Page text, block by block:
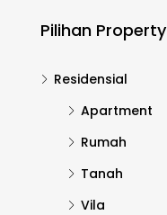
Pilihan Property
Residensial
Apartment
Rumah
Tanah
Vila